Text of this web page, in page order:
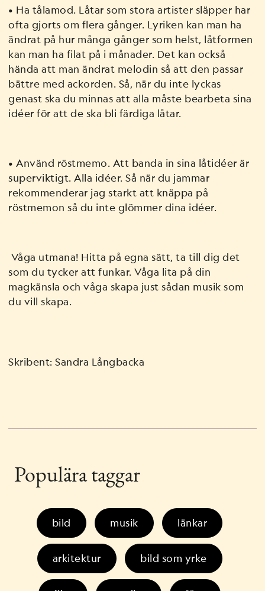
• Ha tålamod. Låtar som stora artister släpper har
ofta gjorts om flera gånger. Lyriken kan man ha
ändrat på hur många gånger som helst, låtformen
kan man ha filat på i månader. Det kan också
hända att man ändrat melodin så att den passar
bättre med ackorden. Så, när du inte lyckas
genast ska du minnas att alla måste bearbeta sina
idéer för att de ska bli färdiga låtar.
• Använd röstmemo. Att banda in sina låtidéer är
superviktigt. Alla idéer. Så när du jammar
rekommenderar jag starkt att knäppa på
röstmemon så du inte glömmer dina idéer.
Våga utmana! Hitta på egna sätt, ta till dig det
som du tycker att funkar. Våga lita på din
magkänsla och våga skapa just sådan musik som
du vill skapa.
Skribent: Sandra Långbacka
Populära taggar
bild musik länkar
arkitektur bild som yrke